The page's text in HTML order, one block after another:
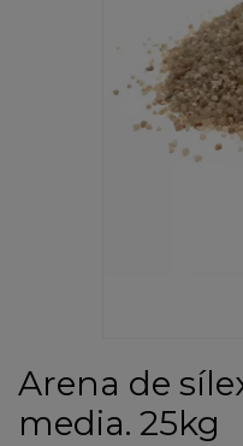
Arena de
media. 25kg